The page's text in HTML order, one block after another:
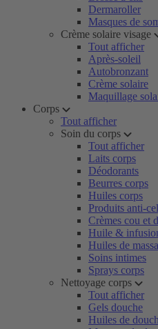
Dermaroller
Masques de
Crème solaire visage
Tout afficher
Après-soleil
Autobronzant
Crème solaire
Maquillage
Corps
Tout afficher
Soin du corps
Tout afficher
Laits corps
Déodorants
Beurres corps
Huiles corps
Produits anti-
Crèmes cou et
Huile &
Huiles de
Soins intimes
Sprays corps
Nettoyage corps
Tout afficher
Gels douche
Huiles de